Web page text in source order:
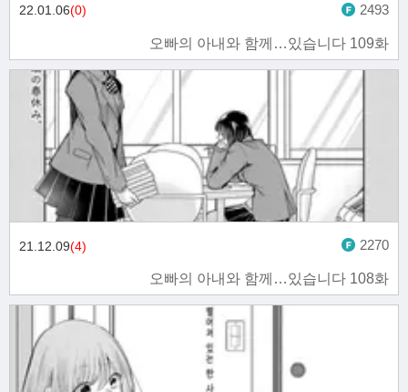
오빠의 아내와 함께…있습니다 109화
22.01.06(0) 2493
오빠의 아내와 함께…있습니다 108화
21.12.09(4) 2270